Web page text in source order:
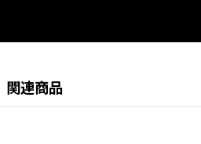
関連商品